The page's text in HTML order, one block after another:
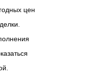
цен